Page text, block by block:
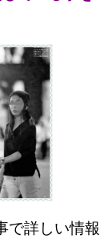
で詳しい情報